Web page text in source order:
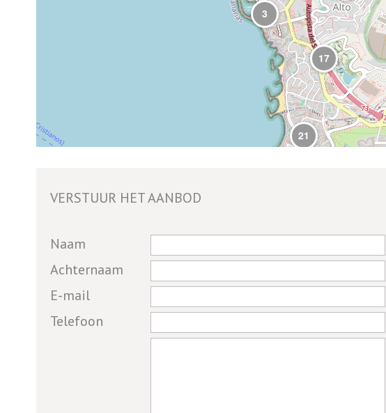
3
12
17
21
VERSTUUR HET AANBOD
If you
are a
human,
ignore
this
Naam
Achternaam
E-mail
Telefoon